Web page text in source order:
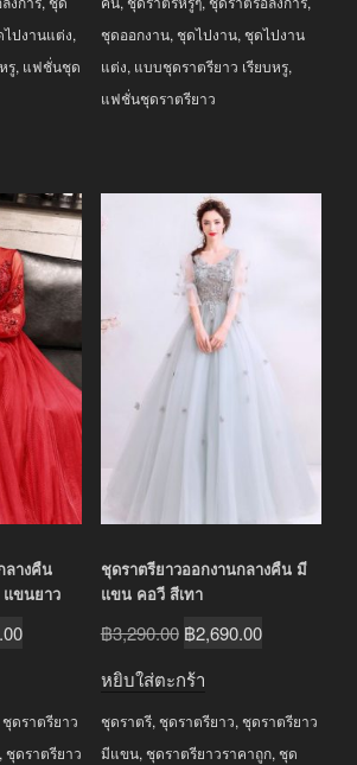
ปงานแต่ง,
รู, แฟชั่นชุด
ชุดออกงาน, ชุดไปงาน, ชุดไปงาน
แต่ง, แบบชุดราตรียาว เรียบหรู,
แฟชั่นชุดราตรียาว
ลางคืน
แขนยาว
Current
฿2,990.00.
ชุดราตรียาว
, ชุดราตรียาว
ชุดราตรียาวออกงานกลางคืน มี
แขน คอวี สีเทา
฿3,290.00 Original
฿3,290.00.
฿2,690.00Current
฿2,690.00.
หยิบใส่ตะกร้า
ชุดราตรี, ชุดราตรียาว, ชุดราตรียาว
มีแขน, ชุดราตรียาวราคาถูก, ชุด